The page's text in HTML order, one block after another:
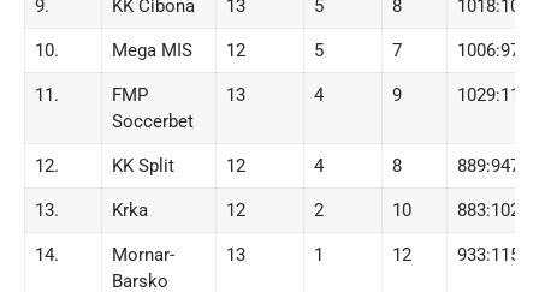
9. KK Cibona 13 5 8 1018:1098
10. Mega MIS 12 5 7 1006:978
11.
FMP
Soccerbet
13 4 9 1029:1138
12. KK Split 12 4 8 889:947
13. Krka 12 2 10 883:1028
14.
Mornar-
Barsko
13 1 12 933:1152